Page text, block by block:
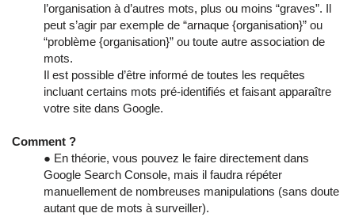
l’organisation à d’autres mots, plus ou moins “graves”. Il
peut s’agir par exemple de “arnaque {organisation}” ou
“problème {organisation}” ou toute autre association de
mots.
Il est possible d’être informé de toutes les requêtes
incluant certains mots pré-identifiés et faisant apparaître
votre site dans Google.
Comment ?
● En théorie, vous pouvez le faire directement dans
Google Search Console, mais il faudra répéter
manuellement de nombreuses manipulations (sans doute
autant que de mots à surveiller).